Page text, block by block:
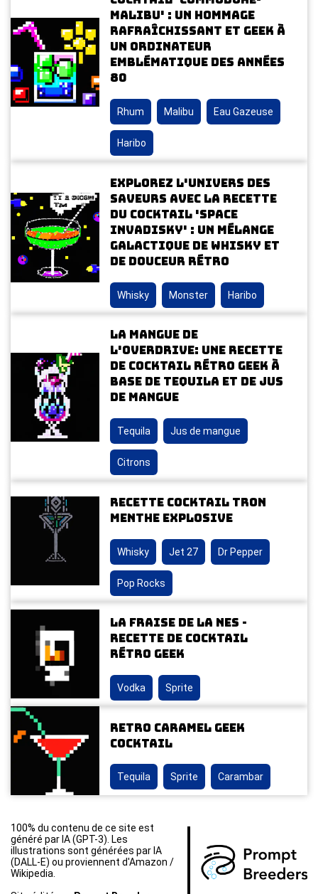
Malibu' : un hommage
rafraîchissant et geek à
un ordinateur
emblématique des années
80
Rhum Malibu Eau Gazeuse
Haribo
Explorez l'univers des
saveurs avec la recette
du cocktail 'Space
Invadisky' : un mélange
galactique de whisky et
de douceur rétro
Whisky Monster Haribo
La Mangue de
l'Overdrive: Une Recette
de Cocktail Rétro Geek à
Base de Tequila et de Jus
de Mangue
Tequila Jus de mangue
Citrons
Recette Cocktail Tron
Menthe Explosive
Whisky Jet 27 Dr Pepper
Pop Rocks
La Fraise de la NES -
Recette de cocktail
rétro geek
Vodka Sprite
Retro Caramel Geek
Cocktail
Tequila Sprite Carambar
100% du contenu de ce site est
généré par IA (GPT-3). Les
illustrations sont générées par IA
(DALL-E) ou proviennent d'Amazon /
Wikipedia.